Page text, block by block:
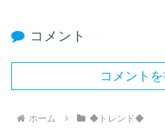
コメント
コメント
ホーム ◆トレンド◆